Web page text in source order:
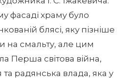
фасаді храму було
блясі, яку пізніше
на смальту, але цим
Перша світова війна,
та радянська влада, яка у